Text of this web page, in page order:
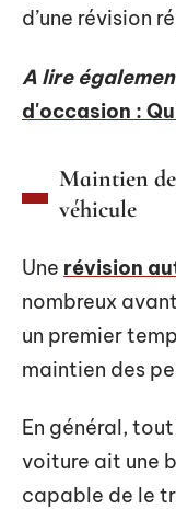
d’une révision
A lire
d'occasion :
Maintien
véhicule
Une révision
nombreux
un premier
maintien des
En général,
voiture ait une
capable de le